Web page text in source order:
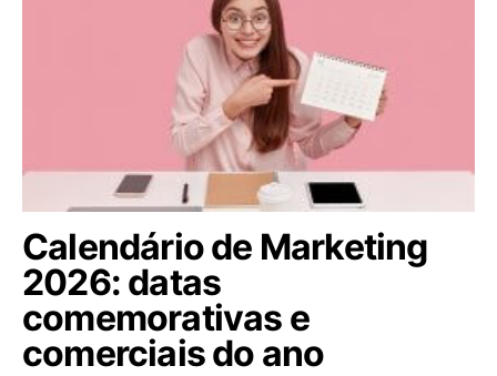
Calendário de Marketing
2026: datas
comemorativas e
comerciais do ano